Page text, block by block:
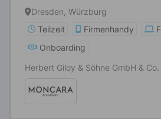
Dresden, Würzburg
Teilzeit
Firmenhandy
Onboarding
Herbert Giloy & Söhne GmbH & Co.